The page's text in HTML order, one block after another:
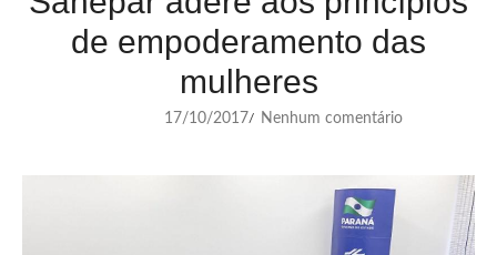
de empoderamento das
mulheres
17/10/2017/ Nenhum comentário